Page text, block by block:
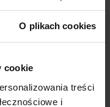
O plikach cookies
cookie
treści
i